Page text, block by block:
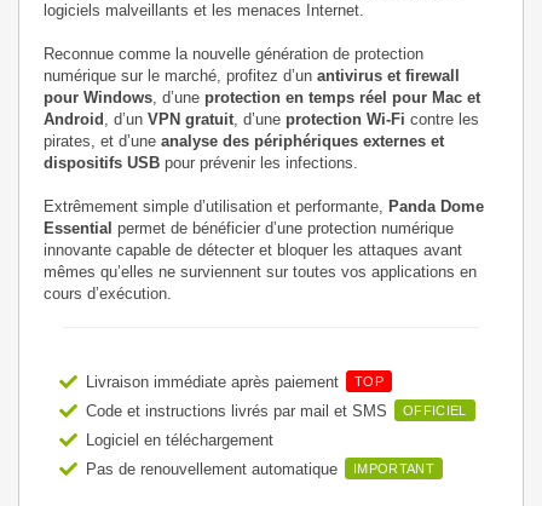
logiciels malveillants et les menaces Internet.
Reconnue comme la nouvelle génération de protection
numérique sur le marché, profitez d’un antivirus et firewall
pour Windows, d’une protection en temps réel pour Mac et
Android , d’un VPN gratuit, d’une protection Wi-Fi contre les
pirates, et d’une analyse des périphériques externes et
dispositifs USB pour prévenir les infections.
Extrêmement simple d’utilisation et performante, Panda Dome
Essential permet de bénéficier d’une protection numérique
innovante capable de détecter et bloquer les attaques avant
mêmes qu’elles ne surviennent sur toutes vos applications en
cours d’exécution.
Livraison immédiate après paiement TOP
Code et instructions livrés par mail et SMS OFFICIEL
Logiciel en téléchargement
Pas de renouvellement automatique
IMPORTANT